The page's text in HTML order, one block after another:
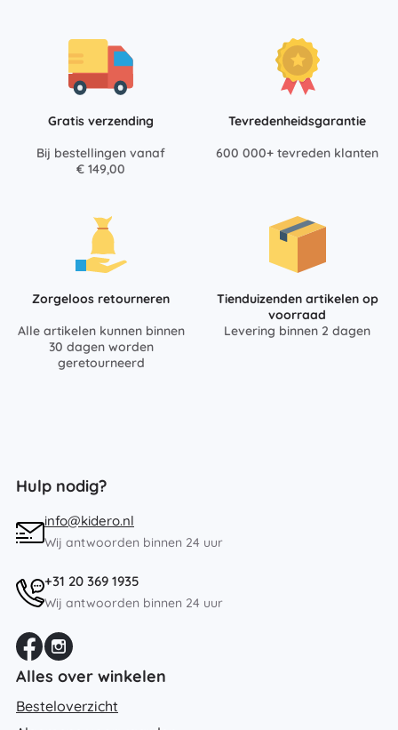
Gratis verzending
Bij bestellingen vanaf
€ 149,00
Tevredenheidsgarantie
600 000+ tevreden klanten
Zorgeloos retourneren
Alle artikelen kunnen binnen
30 dagen worden
geretourneerd
Tienduizenden artikelen op
voorraad
Levering binnen 2 dagen
Hulp nodig?
info@kidero.nl
Wij antwoorden binnen 24 uur
+31 20 369 1935
Wij antwoorden binnen 24 uur
Alles over winkelen
Besteloverzicht